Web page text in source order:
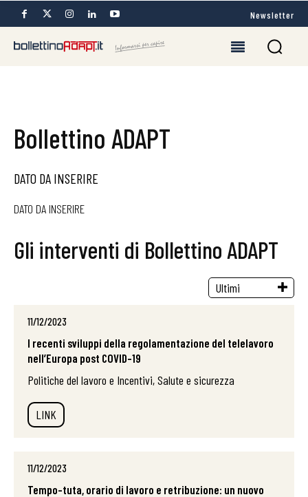
Newsletter
Bollettino ADAPT
DATO DA INSERIRE
DATO DA INSERIRE
Gli interventi di Bollettino ADAPT
11/12/2023
I recenti sviluppi della regolamentazione del telelavoro
nell’Europa post COVID-19
Politiche del lavoro e Incentivi, Salute e sicurezza
LINK
11/12/2023
Tempo-tuta, orario di lavoro e retribuzione: un nuovo